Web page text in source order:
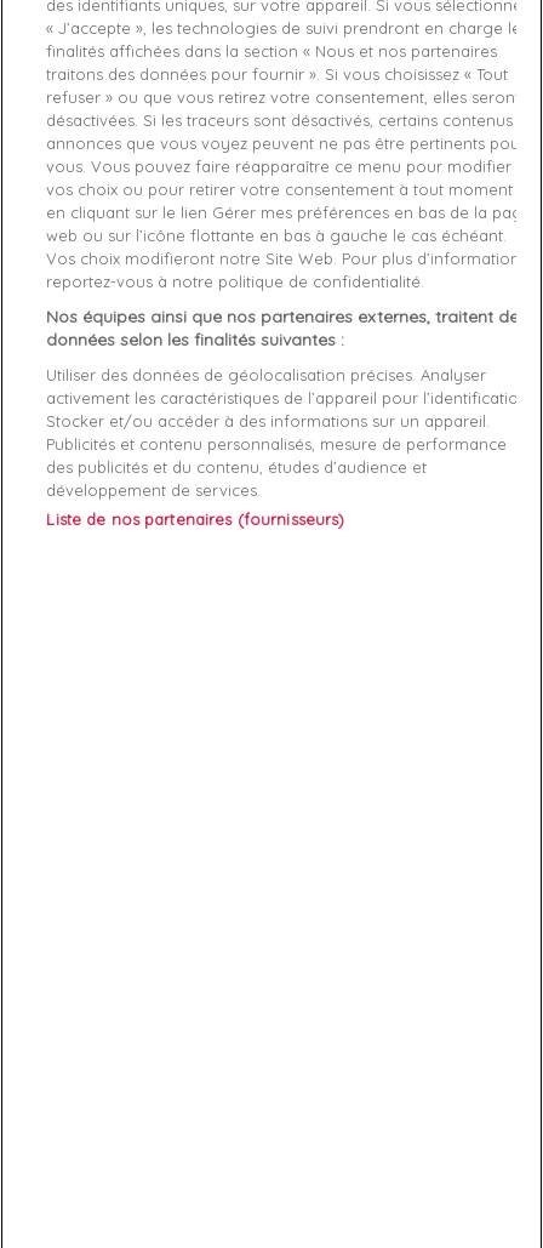
Derniers articles en stock
Je craque ! favorite_border
Livraison gratuite *
Retours sous 100 jours
Produit certifié authentique
Caractéristiques produit
Description Détails du produit Fabriquant
Intérieur de la doudoune :
2 poches
Doublure en 100% polyester
Laver avec des couleurs similaires.
des identifiants uniques, sur votre appareil. Si vous sélectionnez
« J’accepte », les technologies de suivi prendront en charge les
finalités affichées dans la section « Nous et nos partenaires
traitons des données pour fournir ». Si vous choisissez « Tout
refuser » ou que vous retirez votre consentement, elles seront
désactivées. Si les traceurs sont désactivés, certains contenus et
annonces que vous voyez peuvent ne pas être pertinents pour
vous. Vous pouvez faire réapparaître ce menu pour modifier
vos choix ou pour retirer votre consentement à tout moment
en cliquant sur le lien Gérer mes préférences en bas de la page
web ou sur l’icône flottante en bas à gauche le cas échéant.
Vos choix modifieront notre Site Web. Pour plus d’informations,
reportez-vous à notre politique de confidentialité.
Nos équipes ainsi que nos partenaires externes, traitent des
données selon les finalités suivantes :
Utiliser des données de géolocalisation précises. Analyser
activement les caractéristiques de l’appareil pour l’identification.
Stocker et/ou accéder à des informations sur un appareil.
Publicités et contenu personnalisés, mesure de performance
des publicités et du contenu, études d’audience et
développement de services.
Liste de nos partenaires (fournisseurs)